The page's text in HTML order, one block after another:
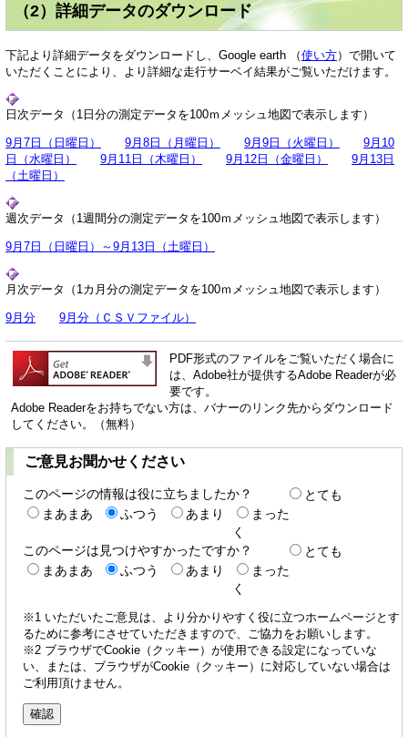
（2）詳細データのダウンロード
下記より詳細データをダウンロードし、Google earth （使い方）で開いて
いただくことにより、より詳細な走行サーベイ結果がご覧いただけます。
日次データ（1日分の測定データを100ｍメッシュ地図で表示します）
9月7日（日曜日） 9月8日（月曜日） 9月9日（火曜日）
9月10
日（水曜日）
9月11日（木曜日） 9月12日（金曜日）
9月13日
（土曜日）
週次データ（1週間分の測定データを100ｍメッシュ地図で表示します）
9月7日（日曜日）～9月13日（土曜日）
月次データ（1カ月分の測定データを100ｍメッシュ地図で表示します）
9月分 9月分（ＣＳＶファイル）
PDF形式のファイルをご覧いただく場合に
は、Adobe社が提供するAdobe Readerが必
要です。
Adobe Readerをお持ちでない方は、バナーのリンク先からダウンロード
してください。（無料）
ご意見お聞かせください
このページの情報は役に立ちましたか？
とても
まあまあ
ふつう あまり
まった
く
このページは見つけやすかったですか？
とても
まあまあ
ふつう あまり
まった
く
※1 いただいたご意見は、より分かりやすく役に立つホームページとす
るために参考にさせていただきますので、ご協力をお願いします。
※2 ブラウザでCookie（クッキー）が使用できる設定になっていな
い、または、ブラウザがCookie（クッキー）に対応していない場合は
ご利用頂けません。